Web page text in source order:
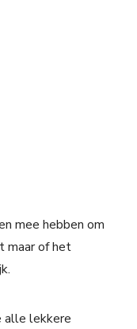
mee hebben om
maar of het
alle lekkere